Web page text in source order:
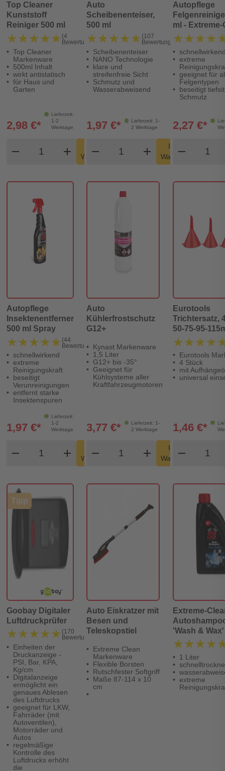
Top Cleaner
Kunststoff
Reiniger 500 ml
★★★★★
★★★★★ (4
Bewertungen)
Top Cleaner
Markenware
500ml Inhalt
wirkt antistatisch
für Haus und
Garten
Lieferzeit:
1-2
Werktage
2,98 €*
remove add
Warenkorb
shopping_cart
Auto
Scheibenenteiser,
500 ml
★★★★★
★★★★★ (107
Bewertungen)
Scheibenenteiser
NANO Technologie
klare und
streifenfreie Sicht
Schmutz und
Wasserabweisend
Lieferzeit: 1-
2 Werktage
1,97 €*
remove
Produkt Warenkorb
add
In den
Warenkorb
shopping_cart
Autopflege
ml - Extreme-
extreme
geeignet für
Felgentypen
beseitigt
Schmutz
2,27 €*
remove
Autopflege
Insektenentferner
500 ml Spray
★★★★★
★★★★★ (44
Bewertungen)
schnellwirkend
extreme
Reinigungskraft
beseitigt
Verunreinigungen
entfernt starke
Insektenspuren
Lieferzeit:
1-2
Werktage
1,97 €*
remove add
Warenkorb
shopping_cart
Auto
Kühlerfrostschutz
G12+
Kynast Markenware
1,5 Liter
G12+ bis -35°
Geeignet für
Kühlsysteme aller
Kraftfahrzeugmotoren
Lieferzeit: 1-
2 Werktage
3,77 €*
remove
Produkt Warenkorb
add
In den
Warenkorb
shopping_cart
Eurotools
Trichtersatz,
50-75-95-
Eurotools
4 Stück
mit
universal
1,46 €*
remove
Tipp
Goobay Digitaler
Luftdruckprüfer
★★★★★
★★★★★ (170
Bewertungen)
Einheiten der
Druckanzeige -
PSI, Bar, KPA,
Kg/cm
Digitalanzeige
ermöglicht ein
genaues Ablesen
des Luftdrucks
geeignet für LKW,
Fahrräder (mit
Autoventilen),
Motorräder und
Autos
regelmäßige
Kontrolle des
Luftdrucks erhöht
die
Auto Eiskratzer mit
Besen und
Teleskopstiel
Extreme Clean
Markenware
Flexible Borsten
Rutschfester Softgriff
Maße 87-114 x 10
cm
Extreme-
'Wash &
ml
1 Liter
extreme